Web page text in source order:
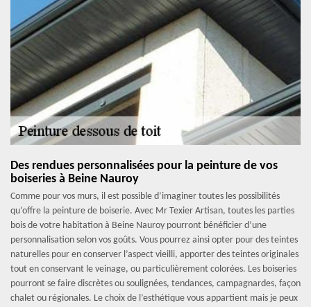
Des rendues personnalisées pour la peinture de vos
boiseries à Beine Nauroy
Comme pour vos murs, il est possible d’imaginer toutes les possibilités
qu’offre la peinture de boiserie. Avec Mr Texier Artisan, toutes les parties
bois de votre habitation à Beine Nauroy pourront bénéficier d’une
personnalisation selon vos goûts. Vous pourrez ainsi opter pour des teintes
naturelles pour en conserver l’aspect vieilli, apporter des teintes originales
tout en conservant le veinage, ou particulièrement colorées. Les boiseries
pourront se faire discrètes ou soulignées, tendances, campagnardes, façon
chalet ou régionales. Le choix de l’esthétique vous appartient mais je peux